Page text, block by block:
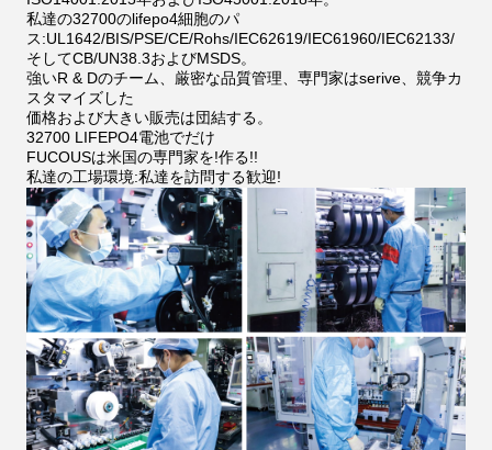
私達の32700のlifepo4細胞のパ
ス:UL1642/BIS/PSE/CE/Rohs/IEC62619/IEC61960/IEC62133/
そしてCB/UN38.3およびMSDS。
強いR & Dのチーム、厳密な品質管理、専門家はserive、競争カ
スタマイズした
価格および大きい販売は団結する。
32700 LIFEPO4電池でだけ
FUCOUSは米国の専門家を!作る!!
私達の工場環境:私達を訪問する歓迎!